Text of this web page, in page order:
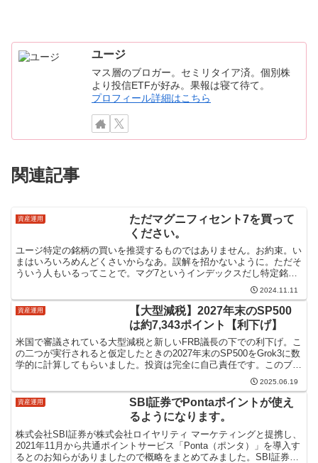
ユージ
マス層のブロガー。セミリタイア済。個別株
より投信ETFが好み。果報は寝て待て。
プロフィール詳細はこちら
関連記事
資産運用
ただマグニフィセント7を買って
ください。
ユージ特定の銘柄の買いを推奨するものではありません。お約束。い
まはいろいろめんどくさいからなあ。誤解を招かないように。ただそ
ういう人もいるってことで。マグ7というインデックスだし特定銘柄
でないってのはある。そえはいいとして米国株指数投資って...2024.11.11
資産運用
【大型減税】2027年末のSP500
は約7,343ポイント【利下げ】
米国で審議されている大型減税と新しいFRB議長の下での利下げ。こ
の二つが実行されると仮定したときの2027年末のSP500をGrok3に数
学的に計算してもらいました。投資は完全に自己責任です。このブロ
2025.06.19
資産運用
SBI証券でPontaポイントが使え
るようになります。
株式会社SBI証券が株式会社ロイヤリティ マーケティングと提携し、
2021年11月から共通ポイントサービス「Ponta（ポンタ）」を導入す
るとのお知らがありましたので概略をまとめてみました。SBI証券で